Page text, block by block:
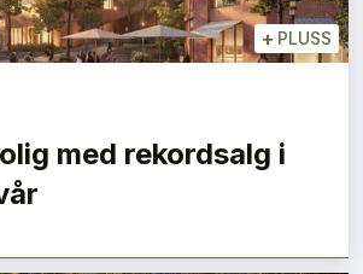
+ PLUSS
med rekordsalg i